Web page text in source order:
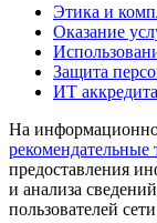
Этика и
Оказание
Защита
ИТ
На
рекомендательные
предоставления
и анализа
пользователей